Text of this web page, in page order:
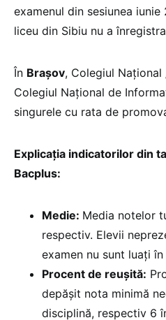
examenul din sesiunea
liceu din Sibiu nu a
În Brașov, Colegiul Național
Colegiul Național de
singurele cu rata de
Explicația indicatorilor din
Bacplus:
Medie: Media notelor
respectiv. Elevii
examen nu sunt luați
Procent de reușită:
depășit nota minimă
disciplină, respectiv 6